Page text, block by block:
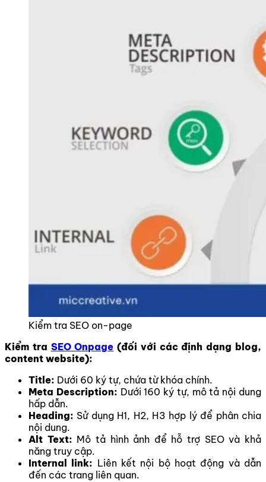
Kiểm tra SEO on-page
Kiểm tra SEO Onpage (đối với các định dạng blog,
content website):
Title: Dưới 60 ký tự, chứa từ khóa chính.
Meta Description: Dưới 160 ký tự, mô tả nội dung
hấp dẫn.
Heading: Sử dụng H1, H2, H3 hợp lý để phân chia
nội dung.
Alt Text: Mô tả hình ảnh để hỗ trợ SEO và khả
năng truy cập.
Internal link: Liên kết nội bộ hoạt động và dẫn
đến các trang liên quan.